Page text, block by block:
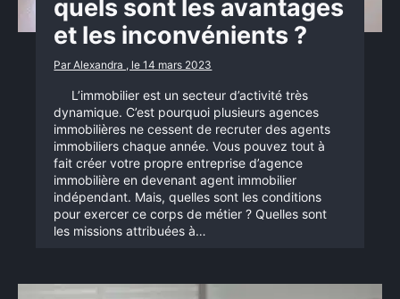
quels sont les avantages
et les inconvénients ?
Par Alexandra , le 14 mars 2023
L’immobilier est un secteur d’activité très
dynamique. C’est pourquoi plusieurs agences
immobilières ne cessent de recruter des agents
immobiliers chaque année. Vous pouvez tout à
fait créer votre propre entreprise d’agence
immobilière en devenant agent immobilier
indépendant. Mais, quelles sont les conditions
pour exercer ce corps de métier ? Quelles sont
les missions attribuées à…